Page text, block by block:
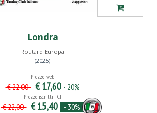
Londra
Routard Europa
(2025)
Prezzo web
€ 22,00 € 17,60 - 20%
Prezzo iscritti TCI
€ 22,00 € 15,40 - 30%